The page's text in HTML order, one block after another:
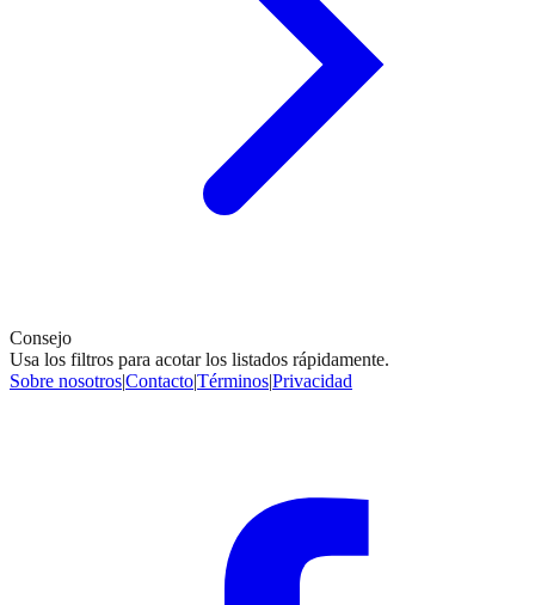
Consejo
Usa los filtros para acotar los listados rápidamente.
Sobre nosotros|Contacto|Términos|Privacidad